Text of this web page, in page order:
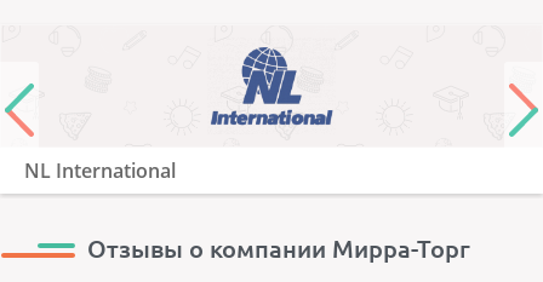
NL International
Отзывы о компании Мирра-Торг